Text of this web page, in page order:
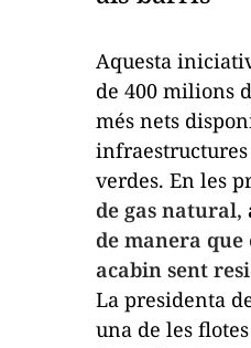
Aquesta
de 400 milions
més nets
infraestructures
verdes. En les
de gas natural,
de manera que
acabin sent
La presidenta
una de les